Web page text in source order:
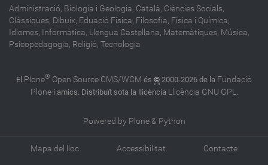
Administració, Biologia i Geologia, Català, Ciències Socials,
Clàssiques, Dibuix, Eduació Física, Filosofia, Física i Química,
Idiomes, Informàtica, Llengua Castellana, Matemàtiques, Música,
Psicopedagogia, Religió, Tecnologia
El Plone® Open Source CMS/WCM és © 2000-2026 de la Fundació
Plonei amics. Distribuït sota la llicència Llicència GNU GPL.
Powered by Plone & Python
Mapa del lloc Accessibilitat Contacte